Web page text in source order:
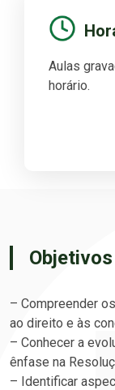
Aulas
horário.
– Compreender
ao direito e às
– Conhecer a
ênfase na
– Identificar